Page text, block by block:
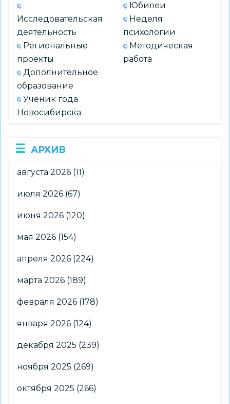
Исследовательская
деятельность
Региональные
проекты
Дополнительное
образование
Ученик года
Новосибирска
Юбилеи
Неделя
психологии
Методическая
работа
АРХИВ
августа 2026 (11)
июля 2026 (67)
июня 2026 (120)
мая 2026 (154)
апреля 2026 (224)
марта 2026 (189)
февраля 2026 (178)
января 2026 (124)
декабря 2025 (239)
ноября 2025 (269)
октября 2025 (266)